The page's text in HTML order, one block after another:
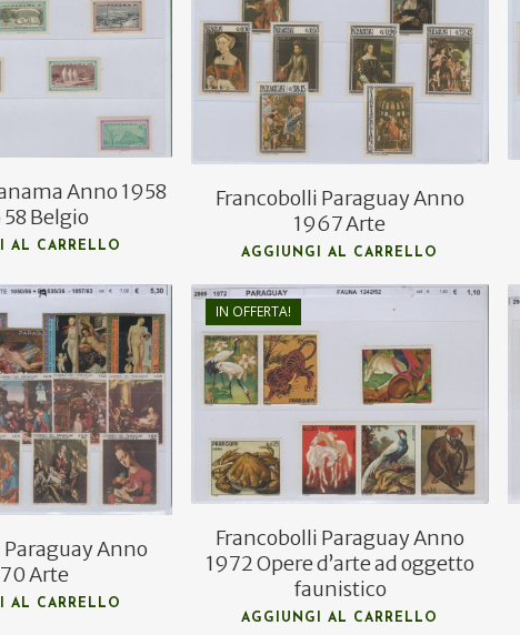
search or ESC to close
€9,00
6,00
Anno 1958
58 Belgio
AL CARRELLO
€
4,00
Francobolli Paraguay Anno
1967 Arte
AGGIUNGI AL CARRELLO
7,00
5,00
Anno
Arte
AL CARRELLO
IN OFFERTA!
€
1,50
€
1,00
Francobolli Paraguay Anno
1972 Opere d’arte ad oggetto
faunistico
AGGIUNGI AL CARRELLO